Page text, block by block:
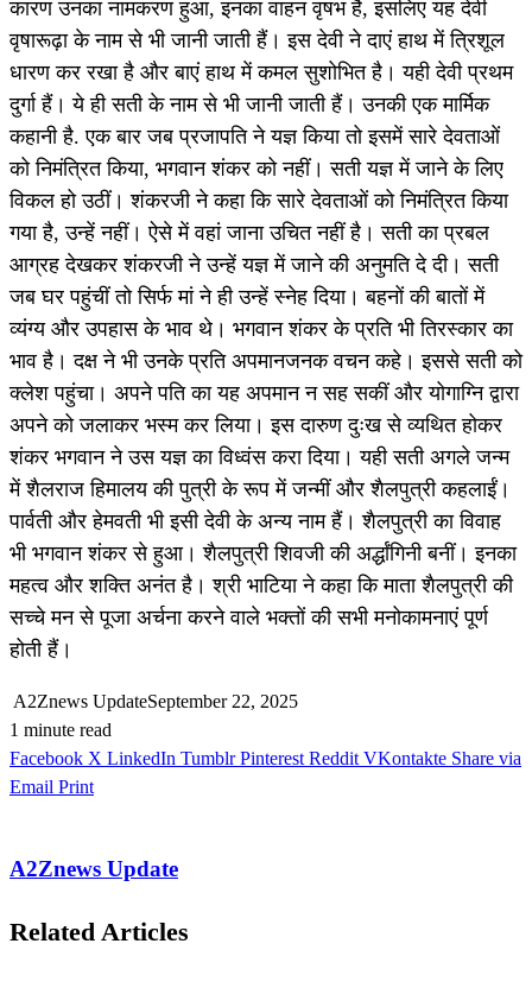
कारण उनका नामकरण हुआ, इनका वाहन वृषभ है, इसलिए यह देवी
वृषारूढ़ा के नाम से भी जानी जाती हैं। इस देवी ने दाएं हाथ में त्रिशूल
धारण कर रखा है और बाएं हाथ में कमल सुशोभित है। यही देवी प्रथम
दुर्गा हैं। ये ही सती के नाम से भी जानी जाती हैं। उनकी एक मार्मिक
कहानी है. एक बार जब प्रजापति ने यज्ञ किया तो इसमें सारे देवताओं
को निमंत्रित किया, भगवान शंकर को नहीं। सती यज्ञ में जाने के लिए
विकल हो उठीं। शंकरजी ने कहा कि सारे देवताओं को निमंत्रित किया
गया है, उन्हें नहीं। ऐसे में वहां जाना उचित नहीं है। सती का प्रबल
आग्रह देखकर शंकरजी ने उन्हें यज्ञ में जाने की अनुमति दे दी। सती
जब घर पहुंचीं तो सिर्फ मां ने ही उन्हें स्नेह दिया। बहनों की बातों में
व्यंग्य और उपहास के भाव थे। भगवान शंकर के प्रति भी तिरस्कार का
भाव है। दक्ष ने भी उनके प्रति अपमानजनक वचन कहे। इससे सती को
क्लेश पहुंचा। अपने पति का यह अपमान न सह सकीं और योगाग्नि द्वारा
अपने को जलाकर भस्म कर लिया। इस दारुण दुःख से व्यथित होकर
शंकर भगवान ने उस यज्ञ का विध्वंस करा दिया। यही सती अगले जन्म
में शैलराज हिमालय की पुत्री के रूप में जन्मीं और शैलपुत्री कहलाईं।
पार्वती और हेमवती भी इसी देवी के अन्य नाम हैं। शैलपुत्री का विवाह
भी भगवान शंकर से हुआ। शैलपुत्री शिवजी की अर्द्धांगिनी बनीं। इनका
महत्व और शक्ति अनंत है। श्री भाटिया ने कहा कि माता शैलपुत्री की
सच्चे मन से पूजा अर्चना करने वाले भक्तों की सभी मनोकामनाएं पूर्ण
होती हैं।
A2Znews UpdateSeptember 22, 2025
1 minute read
Facebook X LinkedIn Tumblr Pinterest Reddit VKontakte Share via
Email Print
A2Znews Update
Related Articles